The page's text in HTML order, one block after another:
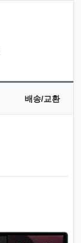
배송/교환